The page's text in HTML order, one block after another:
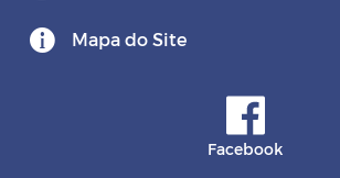
Mapa do Site
Facebook